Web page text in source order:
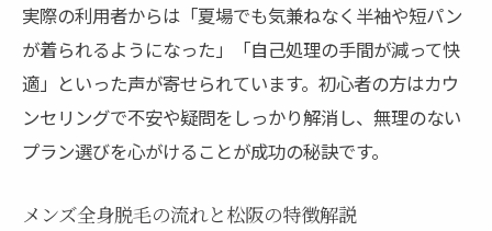
実際の利用者からは「夏場でも気兼ねなく半袖や短パン
が着られるようになった」「自己処理の手間が減って快
適」といった声が寄せられています。初心者の方はカウ
ンセリングで不安や疑問をしっかり解消し、無理のない
プラン選びを心がけることが成功の秘訣です。
メンズ全身脱毛の流れと松阪の特徴解説